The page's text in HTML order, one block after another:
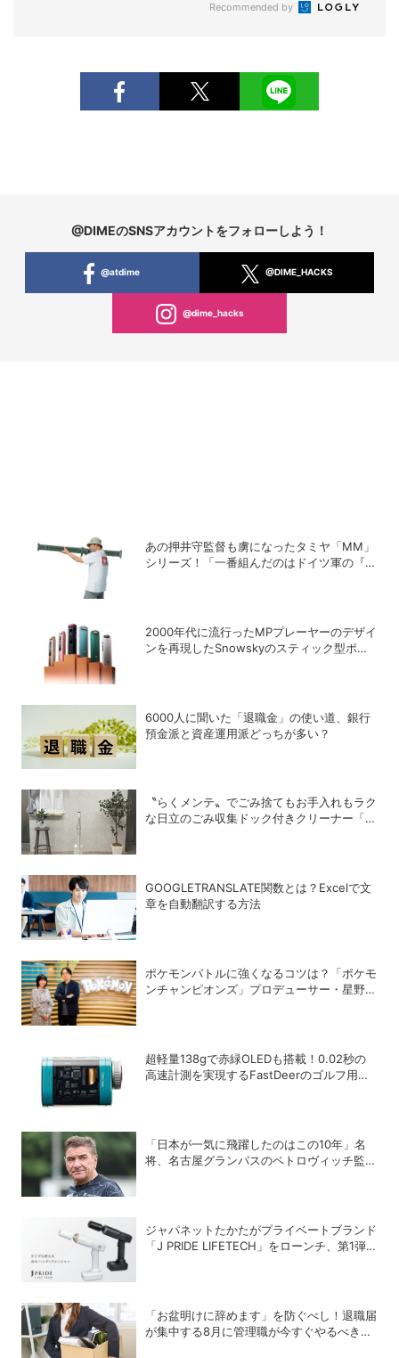
Recommended by
@DIMEのSNSアカウントをフォローしよう！
@atdime @DIME_HACKS
@dime_hacks
あの押井守監督も虜になったタミヤ「MM」
シリーズ！「一番組んだのはドイツ軍の『IV
2000年代に流行ったMPプレーヤーのデザイ
ンを再現したSnowskyのスティック型ポー
6000人に聞いた「退職金」の使い道、銀行
預金派と資産運用派どっちが多い？
〝らくメンテ〟でごみ捨てもお手入れもラク
な日立のごみ収集ドック付きクリーナー「ら
GOOGLETRANSLATE関数とは？Excelで文
章を自動翻訳する方法
ポケモンバトルに強くなるコツは？「ポケモ
ンチャンピオンズ」プロデューサー・星野正
超軽量138gで赤緑OLEDも搭載！0.02秒の
高速計測を実現するFastDeerのゴルフ用レ
「日本が一気に飛躍したのはこの10年」名
将、名古屋グランパスのペトロヴィッチ監督
ジャパネットたかたがプライベートブランド
「J PRIDE LIFETECH」をローンチ、第1弾
「お盆明けに辞めます」を防ぐべし！退職届
が集中する8月に管理職が今すぐやるべき対